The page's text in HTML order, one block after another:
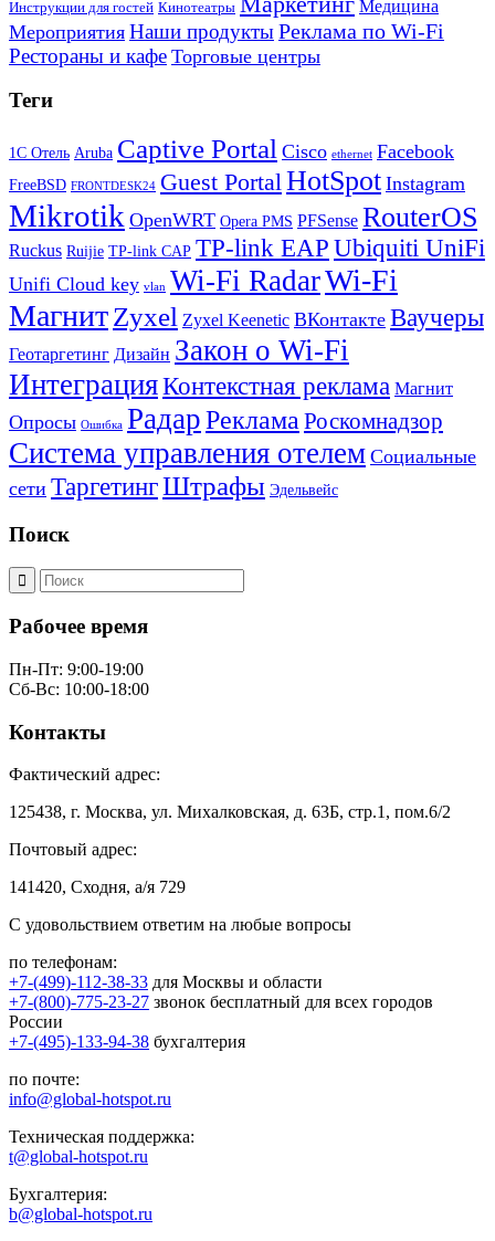
Инструкции для гостей Кинотеатры Медицина
Мероприятия Наши продуктыРеклама по Wi-Fi
Рестораны и кафе Торговые центры
Теги
1С Отель Aruba Captive Portal Cisco ethernet Facebook
FreeBSD FRONTDESK24 Guest PortalHotSpot Instagram
Mikrotik OpenWRT Opera PMS PFSense RouterOS
Ruckus Ruijie TP-link CAP TP-link EAP Ubiquiti UniFi
Unifi Cloud key vlan Wi-Fi RadarWi-Fi
МагнитZyxel Zyxel Keenetic ВКонтакте Ваучеры
Геотаргетинг Дизайн Закон о Wi-Fi
ИнтеграцияКонтекстная реклама Магнит
Опросы Ошибка РадарРеклама Роскомнадзор
Система управления отелем Социальные
сети ТаргетингШтрафы Эдельвейс
Поиск
Рабочее время
Пн-Пт: 9:00-19:00
Сб-Вс: 10:00-18:00
Контакты
Фактический адрес:
125438, г. Москва, ул. Михалковская, д. 63Б, стр.1, пом.6/2
Почтовый адрес:
141420, Сходня, а/я 729
С удовольствием ответим на любые вопросы
по телефонам:
+7-(499)-112-38-33 для Москвы и области
+7-(800)-775-23-27 звонок бесплатный для всех городов
России
+7-(495)-133-94-38 бухгалтерия
по почте:
info@global-hotspot.ru
Техническая поддержка:
t@global-hotspot.ru
Бухгалтерия:
b@global-hotspot.ru